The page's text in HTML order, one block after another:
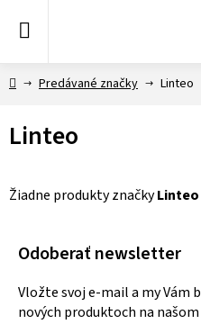
DomovPredávané značky Linteo
Linteo
Žiadne produkty značkyLinteo
Odoberať newsletter
Vložte svoj e-mail a my Vám
nových produktoch na